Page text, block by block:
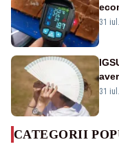
31
31
CATEGORII